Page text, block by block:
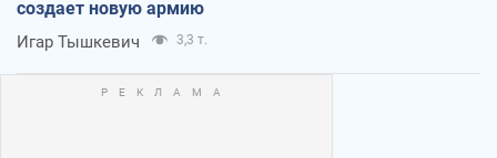
создает новую армию
Игар Тышкевич 3,3 т.